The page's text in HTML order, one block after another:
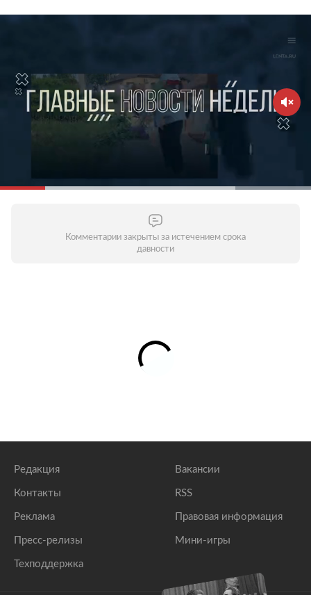
Комментарии закрыты за истечением срока
давности
Редакция
Контакты
Реклама
Пресс-релизы
Техподдержка
Вакансии
RSS
Правовая информация
Мини-игры